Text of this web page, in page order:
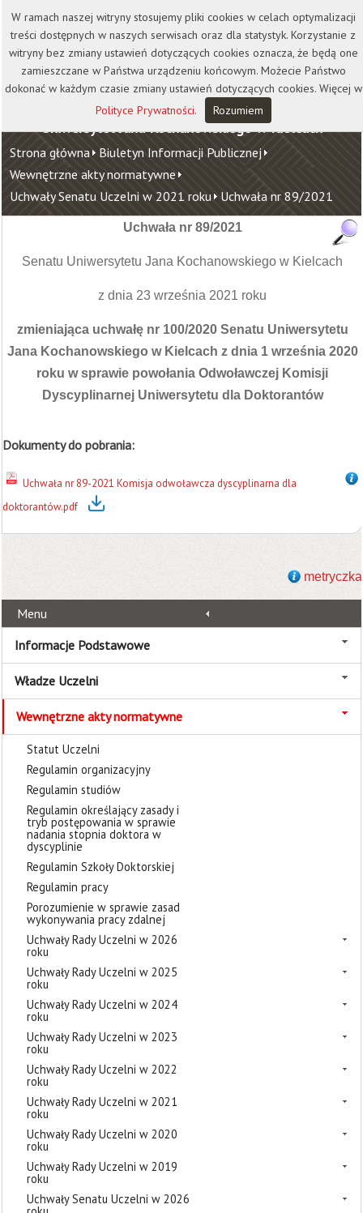
Kontakt Biblioteka
Wydawnictwo
Wirtualna Uczelnia
Uniwersytet Jana Kochanowskiego w Kielcach
Strona główna Biuletyn Informacji Publicznej
Wewnętrzne akty normatywne
Uchwały Senatu Uczelni w 2021 roku Uchwała nr 89/2021
Uchwała nr 89/2021
Senatu Uniwersytetu Jana Kochanowskiego w Kielcach
z dnia 23 września 2021 roku
zmieniająca uchwałę nr 100/2020 Senatu Uniwersytetu
Jana Kochanowskiego w Kielcach z dnia 1 września 2020
roku w sprawie powołania Odwoławczej Komisji
Dyscyplinarnej Uniwersytetu dla Doktorantów
Dokumenty do pobrania:
Uchwała nr 89-2021 Komisja odwoławcza dyscyplinarna dla
doktorantów.pdf
metryczka
Menu
Informacje Podstawowe
Władze Uczelni
Wewnętrzne akty normatywne
Statut Uczelni
Regulamin organizacyjny
Regulamin studiów
Regulamin określający zasady i
tryb postępowania w sprawie
nadania stopnia doktora w
dyscyplinie
Regulamin Szkoły Doktorskiej
Regulamin pracy
Porozumienie w sprawie zasad
wykonywania pracy zdalnej
Uchwały Rady Uczelni w 2026
roku
Uchwały Rady Uczelni w 2025
roku
Uchwały Rady Uczelni w 2024
roku
Uchwały Rady Uczelni w 2023
roku
Uchwały Rady Uczelni w 2022
roku
Uchwały Rady Uczelni w 2021
roku
Uchwały Rady Uczelni w 2020
roku
Uchwały Rady Uczelni w 2019
roku
Uchwały Senatu Uczelni w 2026
W ramach naszej witryny stosujemy pliki cookies w celach optymalizacji
treści dostępnych w naszych serwisach oraz dla statystyk. Korzystanie z
witryny bez zmiany ustawień dotyczących cookies oznacza, że będą one
zamieszczane w Państwa urządzeniu końcowym. Możecie Państwo
dokonać w każdym czasie zmiany ustawień dotyczących cookies. Więcej w
Polityce Prywatności. Rozumiem